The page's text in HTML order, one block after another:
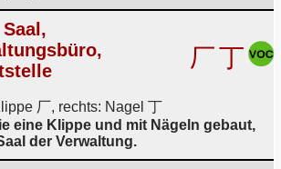
厂丁
厂, rechts: Nagel 丁
eine Klippe und mit Nägeln gebaut,
der Verwaltung.